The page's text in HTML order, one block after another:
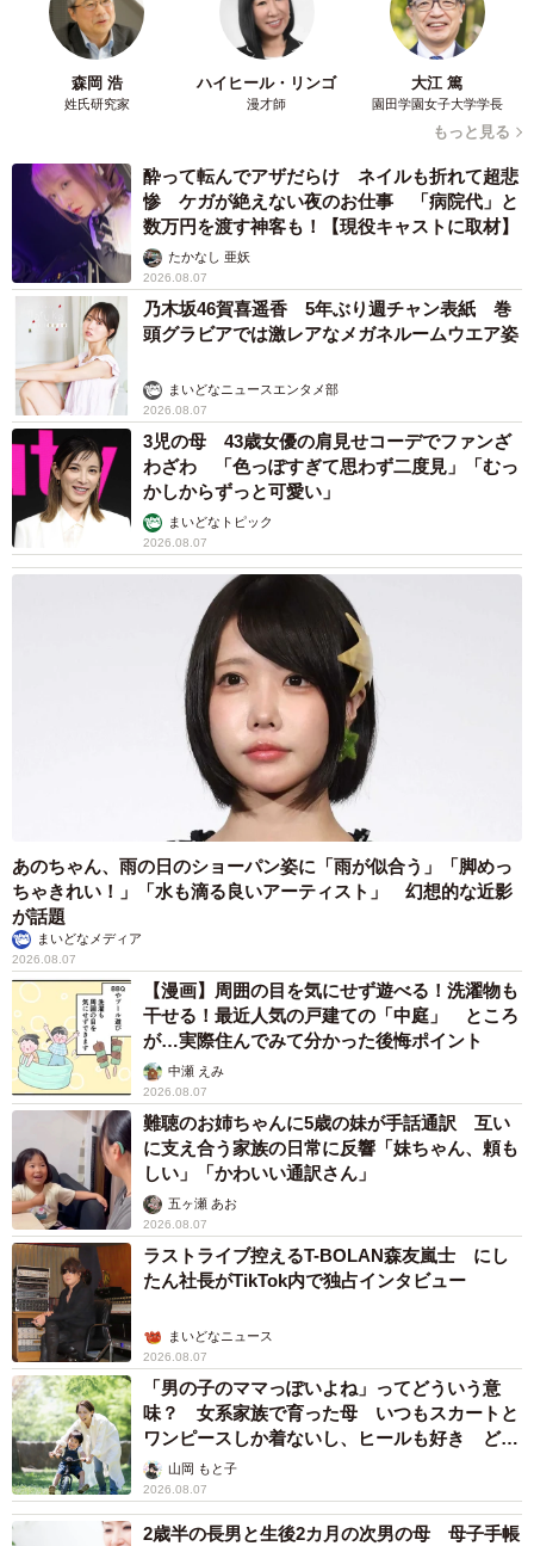
森岡 浩
姓氏研究家
ハイヒール・リンゴ
漫才師
大江 篤
園田学園女子大学学長
もっと見る
酔って転んでアザだらけ ネイルも折れて超悲
惨 ケガが絶えない夜のお仕事 「病院代」と
数万円を渡す神客も！【現役キャストに取材】
たかなし 亜妖
2026.08.07
乃木坂46賀喜遥香 5年ぶり週チャン表紙 巻
頭グラビアでは激レアなメガネルームウエア姿
まいどなニュースエンタメ部
2026.08.07
3児の母 43歳女優の肩見せコーデでファンざ
わざわ 「色っぽすぎて思わず二度見」「むっ
かしからずっと可愛い」
まいどなトピック
2026.08.07
あのちゃん、雨の日のショーパン姿に「雨が似合う」「脚めっ
ちゃきれい！」「水も滴る良いアーティスト」 幻想的な近影
が話題
まいどなメディア
2026.08.07
【漫画】周囲の目を気にせず遊べる！洗濯物も
干せる！最近人気の戸建ての「中庭」 ところ
が…実際住んでみて分かった後悔ポイント
中瀬 えみ
2026.08.07
難聴のお姉ちゃんに5歳の妹が手話通訳 互い
に支え合う家族の日常に反響「妹ちゃん、頼も
しい」「かわいい通訳さん」
五ヶ瀬 あお
2026.08.07
ラストライブ控えるT-BOLAN森友嵐士 にし
たん社長がTikTok内で独占インタビュー
まいどなニュース
2026.08.07
「男の子のママっぽいよね」ってどういう意
味？ 女系家族で育った母 いつもスカートと
ワンピースしか着ないし、ヒールも好き どの
へんが…
山岡 もと子
2026.08.07
2歳半の長男と生後2カ月の次男の母 母子手帳